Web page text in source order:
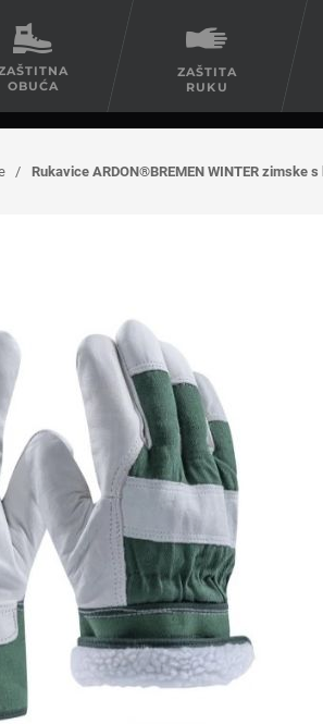
OBUĆA
ZAŠTITA
RUKU
/ Rukavice ARDON®BREMEN WINTER zimske